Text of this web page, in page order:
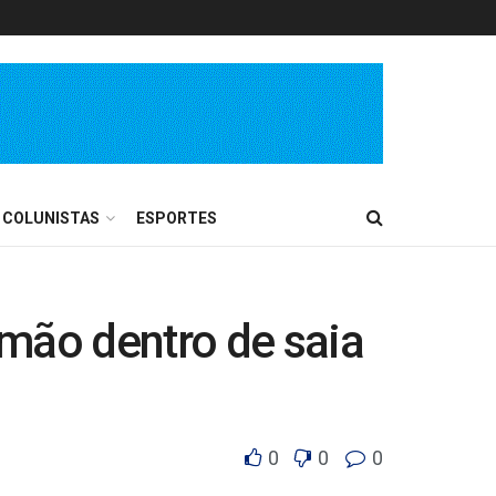
COLUNISTAS ESPORTES
dentro de saia
0 0 0